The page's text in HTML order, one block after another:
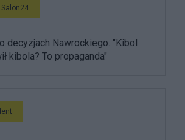
decyzjach Nawrockiego. "Kibol
kibola? To propaganda"